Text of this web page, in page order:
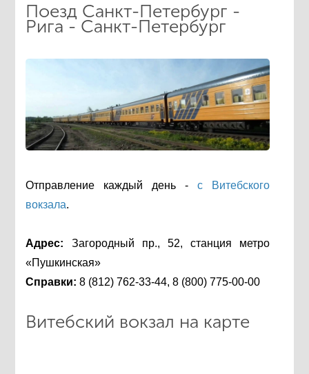
Поезд Санкт-Петербург -
Рига - Санкт-Петербург
Отправление каждый день -с Витебского
вокзала.
Адрес: Загородный пр., 52, станция метро
«Пушкинская»
Справки: 8 (812) 762-33-44, 8 (800) 775-00-00
Витебский вокзал на карте